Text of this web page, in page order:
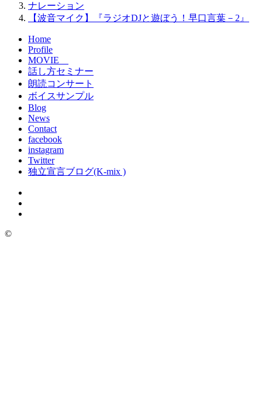
ナレーション
【波音マイク】『ラジオDJと遊ぼう！早口言葉－2』
Home
Profile
MOVIE
話し方セミナー
朗読コンサート
ボイスサンプル
Blog
News
Contact
facebook
instagram
Twitter
独立宣言ブログ(K-mix )
©